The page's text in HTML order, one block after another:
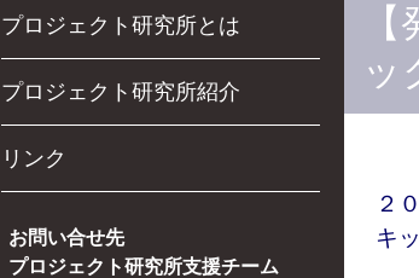
to
content
プロジェクト研究所とは
プロジェクト研究所紹介
リンク
お問い合せ先
プロジェクト研究所支援チーム
ッ
２
キ